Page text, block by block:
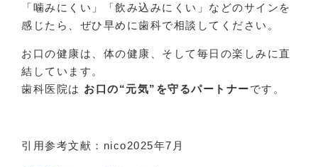
「噛みにくい」「飲み込みにくい」などのサインを
感じたら、ぜひ早めに歯科で相談してください。
お口の健康は、体の健康、そして毎日の楽しみに直
結しています。
歯科医院は お口の“元気”を守るパートナーです。
引用参考文献：nico2025年7月